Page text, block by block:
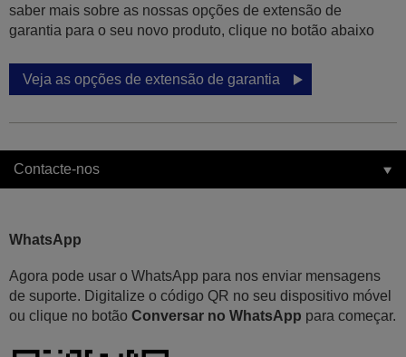
saber mais sobre as nossas opções de extensão de
garantia para o seu novo produto, clique no botão abaixo
Veja as opções de extensão de garantia
Contacte-nos
WhatsApp
Agora pode usar o WhatsApp para nos enviar mensagens
de suporte. Digitalize o código QR no seu dispositivo móvel
ou clique no botão Conversar no WhatsApp para começar.